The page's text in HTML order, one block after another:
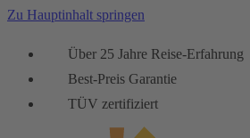
Zu Hauptinhalt springen
Über 25 Jahre Reise-Erfahrung
Best-Preis Garantie
TÜV zertifiziert